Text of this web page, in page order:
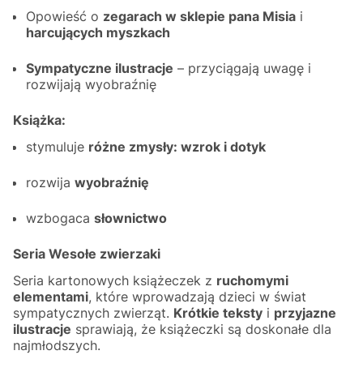
Opowieść o zegarach w sklepie pana Misia i
harcujących myszkach
Sympatyczne ilustracje – przyciągają uwagę i
rozwijają wyobraźnię
Książka:
stymuluje różne zmysły: wzrok i dotyk
rozwija wyobraźnię
wzbogaca słownictwo
Seria Wesołe zwierzaki
Seria kartonowych książeczek z ruchomymi
elementami, które wprowadzają dzieci w świat
sympatycznych zwierząt. Krótkie teksty i przyjazne
ilustracje sprawiają, że książeczki są doskonałe dla
najmłodszych.